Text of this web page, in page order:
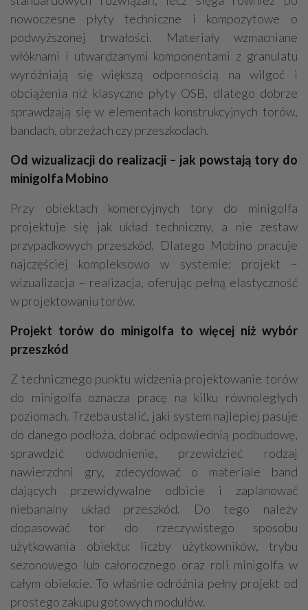
nowoczesne płyty techniczne i kompozytowe o
podwyższonej trwałości. Materiały wzmacniane
włóknami i utwardzanymi komponentami z granulatu
wyróżniają się większą odpornością na wilgoć i
obciążenia niż klasyczne płyty OSB, dlatego dobrze
sprawdzają się w elementach konstrukcyjnych torów,
bandach, obrzeżach czy przeszkodach.
Od wizualizacji do realizacji – jak powstają tory do
minigolfa Mobino
Przy obiektach komercyjnych tory do minigolfa
projektuje się jak układ techniczny, a nie zestaw
przypadkowych przeszkód. Dlatego Mobino pracuje
najczęściej kompleksowo w systemie: projekt –
wizualizacja – realizacja, oferując pełną elastyczność
w projektowaniu torów.
Projekt torów do minigolfa to więcej niż wybór
przeszkód
Z technicznego punktu widzenia projektowanie torów
do minigolfa oznacza pracę na kilku równoległych
poziomach. Trzeba ustalić, jaki system najlepiej pasuje
do danego podłoża, dobrać odpowiednią podbudowę,
sprawdzić odwodnienie, przewidzieć rodzaj
nawierzchni gry, zdecydować o materiale band
dających przewidywalne odbicie i zaplanować
niebanalny układ przeszkód. Do tego należy
dopasować tor do rzeczywistego sposobu
użytkowania obiektu: liczby użytkowników, trybu
sezonowego lub całorocznego oraz roli minigolfa w
całym obiekcie. To właśnie odróżnia pełny projekt od
prostego zakupu gotowych modułów.